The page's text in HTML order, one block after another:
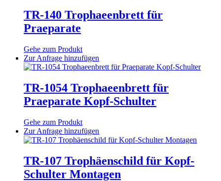
Produktseite
gewählt
mehrere
Varianten
auf
der
Produktseite
gewählt
werden
TR-140 Trophaeenbrett für
Praeparate
Gehe zum Produkt
Zur Anfrage hinzufügen
Produkt
Varianten
auf.
auf
der
Produktseite
gewählt
werden
TR-1054 Trophaeenbrett für
Praeparate Kopf-Schulter
Gehe zum Produkt
Zur Anfrage hinzufügen
Produkt
mehrere
Varianten
auf.
TR-107 Trophäenschild für Kopf-
Schulter Montagen